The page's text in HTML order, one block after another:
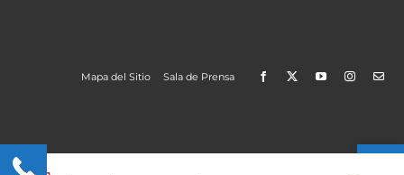
Mapa del Sitio Sala de Prensa